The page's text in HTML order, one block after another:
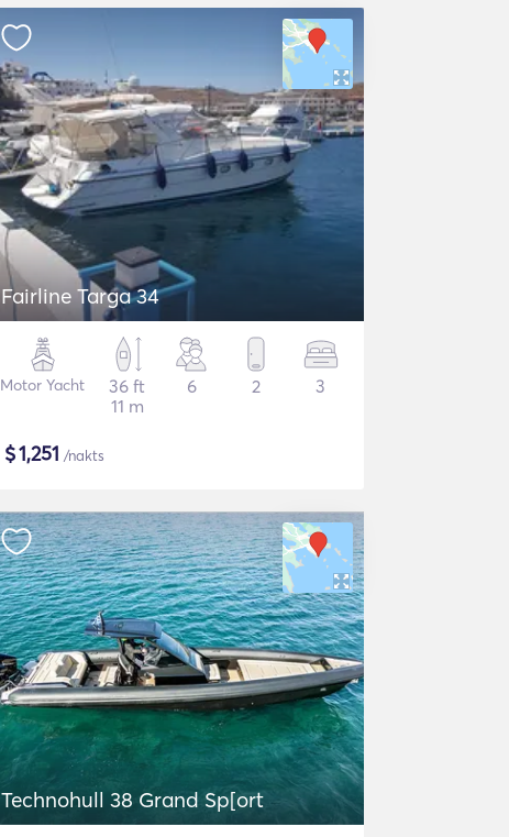
Fairline Targa 34
Motor Yacht
36 ft
11 m
6 2 3
$1,251 /nakts
Technohull 38 Grand Sp[ort